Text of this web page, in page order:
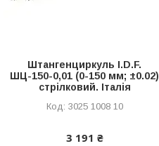
Штангенциркуль I.D.F.
ШЦ-150-0,01 (0-150 мм; ±0.02)
стрілковий. Італія
3025 1008 10
3 191 ₴